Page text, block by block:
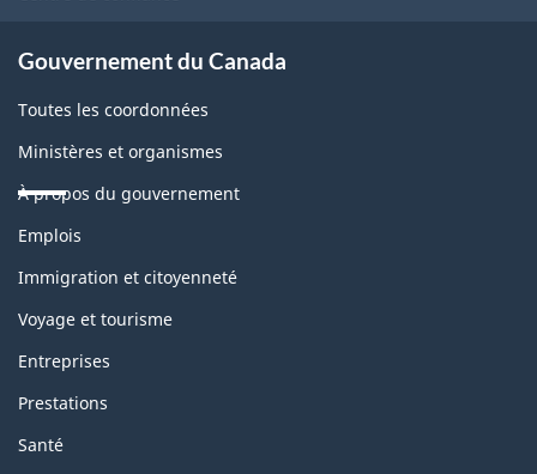
Gouvernement du Canada
Toutes les coordonnées
Ministères et organismes
À propos du gouvernement
Thèmes
sujets
Emplois
Immigration et citoyenneté
Voyage et tourisme
Entreprises
Prestations
Santé